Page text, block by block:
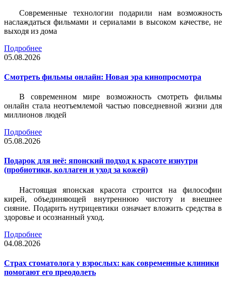
Современные технологии подарили нам возможность
наслаждаться фильмами и сериалами в высоком качестве, не
выходя из дома
Подробнее
05.08.2026
Смотреть фильмы онлайн: Новая эра кинопросмотра
В современном мире возможность смотреть фильмы
онлайн стала неотъемлемой частью повседневной жизни для
миллионов людей
Подробнее
05.08.2026
Подарок для неё: японский подход к красоте изнутри
(пробиотики, коллаген и уход за кожей)
Настоящая японская красота строится на философии
кирей, объединяющей внутреннюю чистоту и внешнее
сияние. Подарить нутрицевтики означает вложить средства в
здоровье и осознанный уход.
Подробнее
04.08.2026
Страх стоматолога у взрослых: как современные клиники
помогают его преодолеть